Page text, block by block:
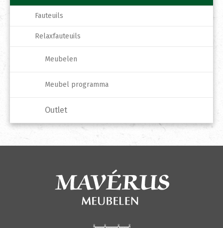
Fauteuils
Relaxfauteuils
Meubelen
Meubel programma
Outlet